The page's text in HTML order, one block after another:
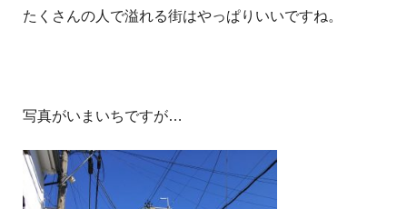
たくさんの人で溢れる街はやっぱりいいですね。
写真がいまいちですが…